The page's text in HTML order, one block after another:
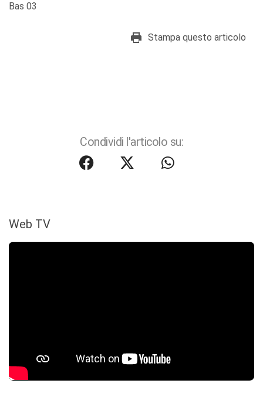
Bas 03
Stampa questo articolo
Condividi l'articolo su:
Web TV